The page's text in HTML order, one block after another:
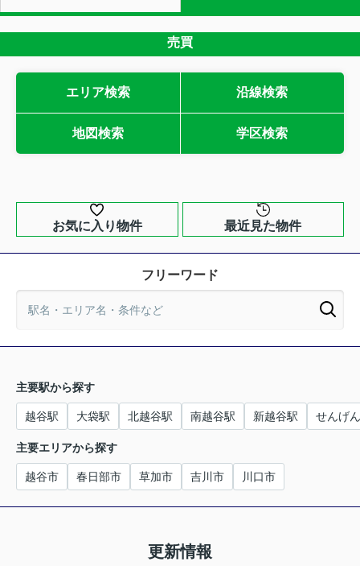
売買
エリア検索 沿線検索
地図検索 学区検索
お気に入り物件 最近見た物件
フリーワード
主要駅から探す
越谷駅 大袋駅 北越谷駅 南越谷駅 新越谷駅 せんげ
主要エリアから探す
越谷市 春日部市 草加市 吉川市 川口市
更新情報